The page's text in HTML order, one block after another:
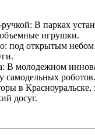
В парках
объемные игрушки.
под открытым небом
В молодежном
самодельных
в Красноуральске,
досуг.